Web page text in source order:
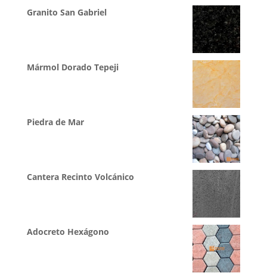
Granito San Gabriel
Mármol Dorado Tepeji
Piedra de Mar
Cantera Recinto Volcánico
Adocreto Hexágono